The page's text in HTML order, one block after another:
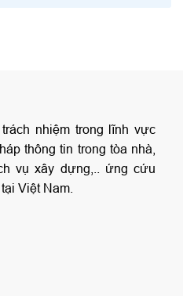
nhiệm trong lĩnh vực
thông tin trong tòa nhà,
vụ xây dựng,.. ứng cứu
Việt Nam.